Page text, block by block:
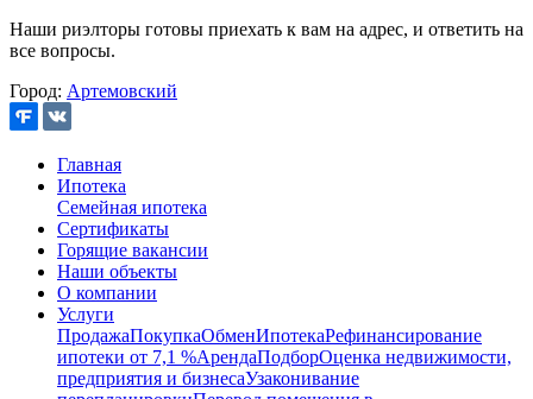
Наши риэлторы готовы приехать к вам на адрес, и ответить на
все вопросы.
Город: Артемовский
Главная
Ипотека
Семейная ипотека
Сертификаты
Горящие вакансии
Наши объекты
О компании
Услуги
ПродажаПокупкаОбменИпотекаРефинансирование
ипотеки от 7,1 %АрендаПодборОценка недвижимости,
предприятия и бизнесаУзаконивание